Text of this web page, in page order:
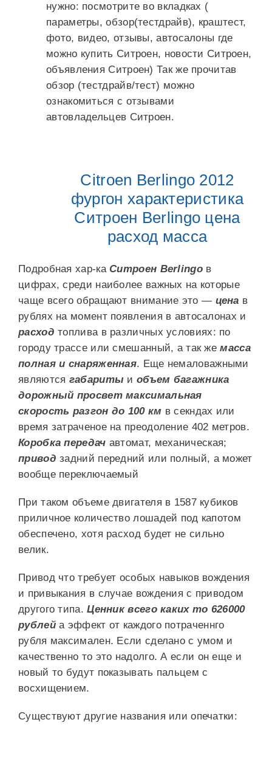
нужно: посмотрите во вкладках (
параметры, обзор(тестдрайв), краштест,
фото, видео, отзывы, автосалоны где
можно купить Ситроен, новости Ситроен,
объявления Ситроен) Так же прочитав
обзор (тестдрайв/тест) можно
ознакомиться с отзывами
автовладельцев Ситроен.
Citroen Berlingo 2012
фургон характеристика
Ситроен Berlingo цена
расход масса
Подробная хар-каСитроен Berlingoв
цифрах, среди наиболее важных на которые
чаще всего обращают внимание это — цена в
рублях на момент появления в автосалонах и
расход топлива в различных условиях: по
городу трассе или смешанный, а так жемасса
полная и снаряженная. Еще немаловажными
являются габариты иобъем багажника
дорожный просвет максимальная
скорость разгон до 100 км в секндах или
время затраченое на преодоление 402 метров.
Коробка передач автомат, механическая;
привод задний передний или полный, а может
вообще переключаемый
При таком объеме двигателя в 1587 кубиков
приличное количество лошадей под капотом
обеспечено, хотя расход будет не сильно
велик.
Привод что требует особых навыков вождения
и привыкания в случае вождения с приводом
другого типа.Ценник всего каких то 626000
рублейа эффект от каждого потраченнго
рубля максимален. Если сделано с умом и
качественно то это надолго. А если он еще и
новый то будут показывать пальцем с
восхищением.
Существуют другие названия или опечатки: